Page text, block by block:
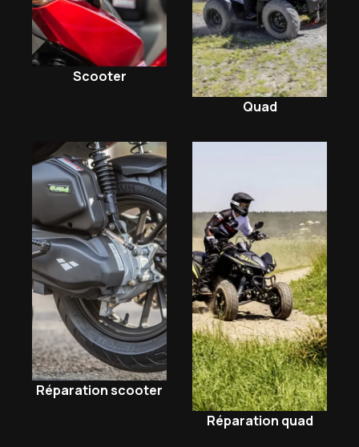
Scooter
Quad
Réparation scooter
Réparation quad